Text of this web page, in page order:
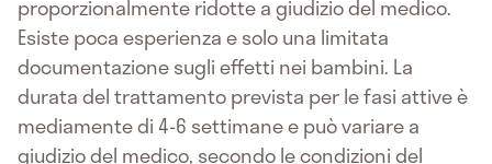
proporzionalmente ridotte a giudizio del medico.
Esiste poca esperienza e solo una limitata
documentazione sugli effetti nei bambini. La
durata del trattamento prevista per le fasi attive è
mediamente di 4-6 settimane e può variare a
giudizio del medico, secondo le condizioni del